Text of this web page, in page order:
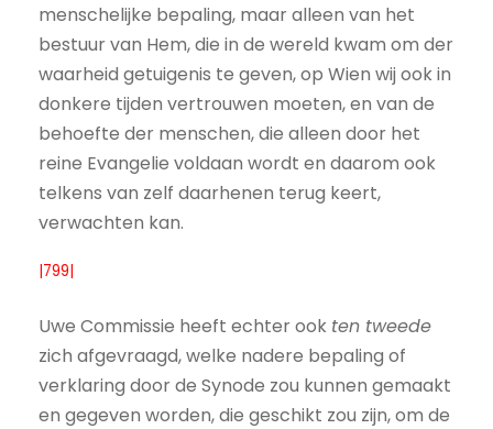
menschelijke bepaling, maar alleen van het
bestuur van Hem, die in de wereld kwam om der
waarheid getuigenis te geven, op Wien wij ook in
donkere tijden vertrouwen moeten, en van de
behoefte der menschen, die alleen door het
reine Evangelie voldaan wordt en daarom ook
telkens van zelf daarhenen terug keert,
verwachten kan.
|799|
Uwe Commissie heeft echter ook ten tweede
zich afgevraagd, welke nadere bepaling of
verklaring door de Synode zou kunnen gemaakt
en gegeven worden, die geschikt zou zijn, om de